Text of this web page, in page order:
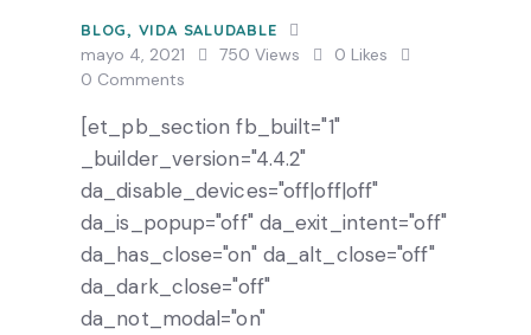
BLOG, VIDA SALUDABLE
mayo 4, 2021 750 Views 0 Likes
0 Comments
[et_pb_section fb_built="1"
_builder_version="4.4.2"
da_disable_devices="off|off|off"
da_is_popup="off" da_exit_intent="off"
da_has_close="on" da_alt_close="off"
da_dark_close="off"
da_not_modal="on"